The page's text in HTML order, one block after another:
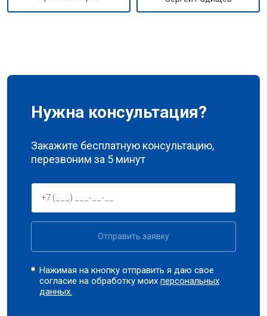
Нужна консультация?
Закажите бесплатную консультацию,
перезвоним за 5 минут
Отправить заявку
Нажимая на кнопку отправить я даю свое
согласие на обработку моихперсональных
данных.